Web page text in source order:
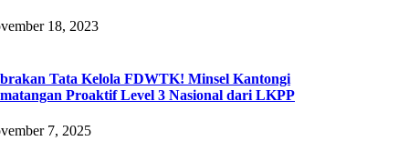
18, 2023
Tata Kelola FDWTK! Minsel Kantongi
Proaktif Level 3 Nasional dari LKPP‎
7, 2025